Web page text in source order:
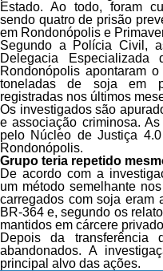
Estado. Ao todo, foram
sendo quatro de prisão
em Rondonópolis e
Segundo a Polícia Civil,
Delegacia
Rondonópolis apontaram
toneladas de soja em
registradas nos últimos
Os investigados são
e associação criminosa.
pelo Núcleo de Justiça
Rondonópolis.
Grupo teria repetido
De acordo com a
um método semelhante
carregados com soja eram
BR-364 e, segundo os
mantidos em cárcere
Depois da transferência
abandonados. A
principal alvo das ações.